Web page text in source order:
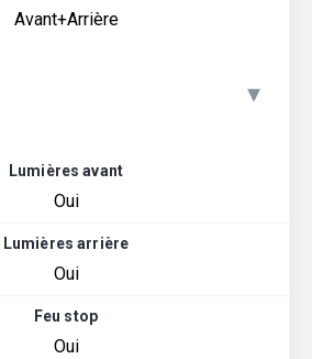
Avant+Arrière
▾
Lumières avant
Oui
Lumières arrière
Oui
Feu stop
Oui